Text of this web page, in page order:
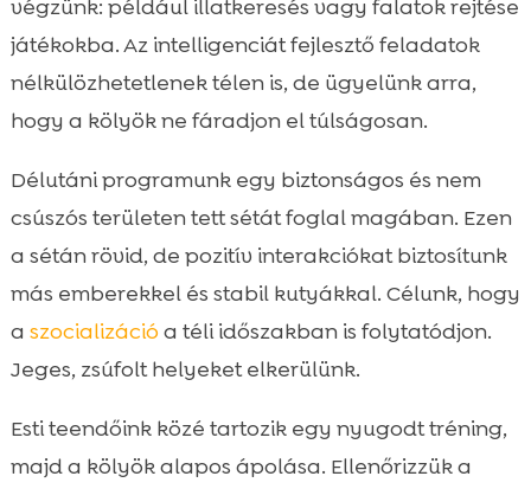
végzünk: például illatkeresés vagy falatok rejtése
játékokba. Az intelligenciát fejlesztő feladatok
nélkülözhetetlenek télen is, de ügyelünk arra,
hogy a kölyök ne fáradjon el túlságosan.
Délutáni programunk egy biztonságos és nem
csúszós területen tett sétát foglal magában. Ezen
a sétán rövid, de pozitív interakciókat biztosítunk
más emberekkel és stabil kutyákkal. Célunk, hogy
a szocializáció a téli időszakban is folytatódjon.
Jeges, zsúfolt helyeket elkerülünk.
Esti teendőink közé tartozik egy nyugodt tréning,
majd a kölyök alapos ápolása. Ellenőrizzük a